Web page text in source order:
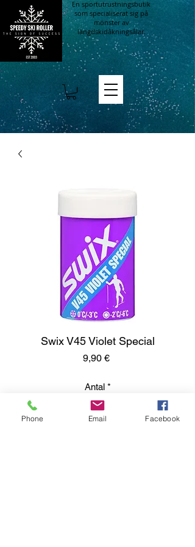
En sportutrustningsbutik
som specialiserat sig på
mönster av
längdskidåkningsålar.
Swix V45 Violet Special
9,90 €Pris
Antal *
Phone Email Facebook